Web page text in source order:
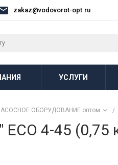
zakaz@vodovorot-opt.ru
УСЛУГИ
ОБОРУДОВАНИЕ оптом /
4-45 (0,75